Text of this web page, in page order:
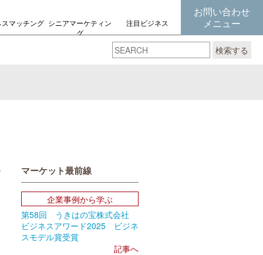
スマッチング シニアマーケティン
グ
注目ビジネス
お問い合わせ
メニュー
検索する
Email
マーケット最前線
企業事例から学ぶ
第58回 うきはの宝株式会社
ビジネスアワード2025 ビジネ
スモデル賞受賞
記事へ